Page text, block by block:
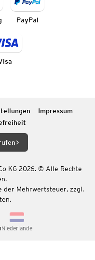
PayPal
Impressum
KG 2026. © Alle Rechte
der Mehrwertsteuer, zzgl.
Niederlande